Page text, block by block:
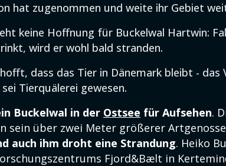
hat zugenommen und weite ihr Gebiet
keine Hoffnung für Buckelwal Hartwin:
wird er wohl bald stranden.
dass das Tier in Dänemark bleibt - das
Tierquälerei gewesen.
Buckelwal in der Ostsee für Aufsehen.
sein über zwei Meter größerer
auch ihm droht eine Strandung. Heiko
Fjord&Bælt in